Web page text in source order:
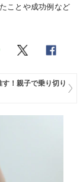
ことや成功例など
！親子で乗り切り